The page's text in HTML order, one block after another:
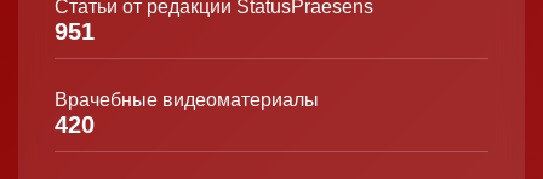
Статьи от редакции StatusPraesens
951
Врачебные видеоматериалы
420